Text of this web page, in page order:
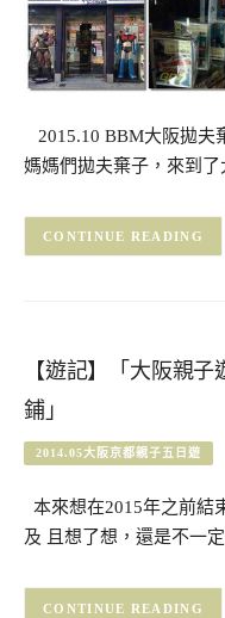
2015.10 BBM大阪拋夫
媽媽們拋夫棄子，來到
CONTINUE READING
【遊記】「大阪親
鋪」
2014.05大阪京都親子五日遊
本來想在2015年之前結
及 且想了想，還是不一
CONTINUE READING